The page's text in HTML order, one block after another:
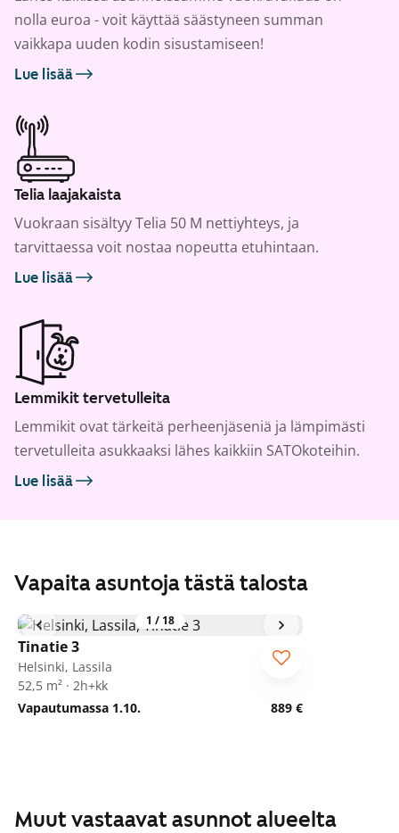
nolla euroa - voit käyttää säästyneen summan
vaikkapa uuden kodin sisustamiseen!
Lue lisää
Telia laajakaista
Vuokraan sisältyy Telia 50 M nettiyhteys, ja
tarvittaessa voit nostaa nopeutta etuhintaan.
Lue lisää
Lemmikit tervetulleita
Lemmikit ovat tärkeitä perheenjäseniä ja lämpimästi
tervetulleita asukkaaksi lähes kaikkiin SATOkoteihin.
Lue lisää
Vapaita asuntoja tästä talosta
1 / 18
Tinatie 3
Helsinki, Lassila
52,5 m² · 2h+kk
Vapautumassa 1.10.
889 €
Muut vastaavat asunnot alueelta